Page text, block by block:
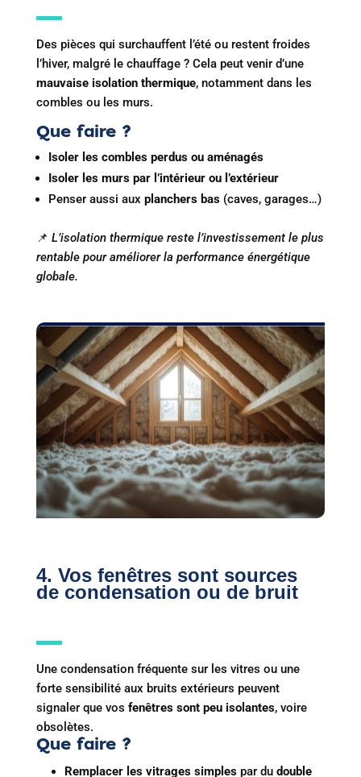
Des pièces qui surchauffent l’été ou restent froides
l’hiver, malgré le chauffage ? Cela peut venir d’une
mauvaise isolation thermique, notamment dans les
combles ou les murs.
Que faire ?
Isoler les combles perdus ou aménagés
Isoler les murs par l’intérieur ou l’extérieur
Penser aussi aux planchers bas(caves, garages…)
📌 L’isolation thermique reste l’investissement le plus
rentable pour améliorer la performance énergétique
globale.
4. Vos fenêtres sont sources
de condensation ou de bruit
Une condensation fréquente sur les vitres ou une
forte sensibilité aux bruits extérieurs peuvent
signaler que vos fenêtres sont peu isolantes, voire
obsolètes.
Que faire ?
Remplacer les vitrages simplespar du double